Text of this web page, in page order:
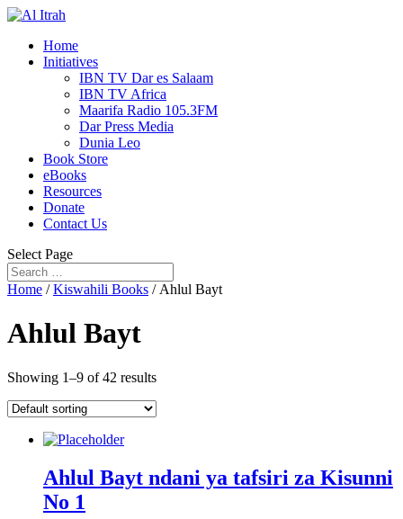
Home
Initiatives
IBN TV Dar es Salaam
IBN TV Africa
Maarifa Radio 105.3FM
Dar Press Media
Dunia Leo
Book Store
eBooks
Resources
Donate
Contact Us
Select Page
Home /Kiswahili Books / Ahlul Bayt
Ahlul Bayt
Showing 1–9 of 42 results
Ahlul Bayt ndani ya tafsiri za Kisunni
No 1